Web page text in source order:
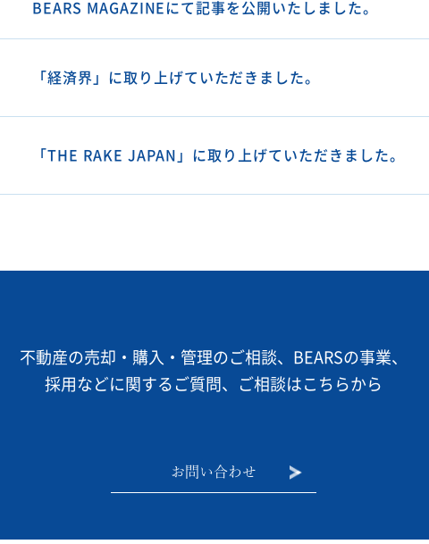
BEARS MAGAZINEにて記事を公開いたしました。
「経済界」に取り上げていただきました。
「THE RAKE JAPAN」に取り上げていただきました。
不動産の売却・購入・管理のご相談、BEARSの事業、
採用などに関するご質問、ご相談はこちらから
お問い合わせ